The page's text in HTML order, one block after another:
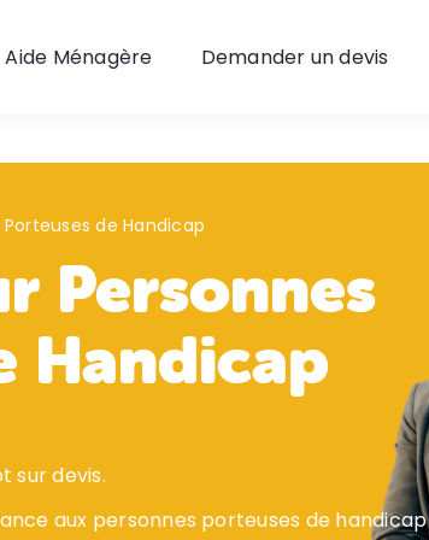
Aide Ménagère Demander un devis
de Handicap
Personnes
Handicap
sur devis.
aux personnes porteuses de handicap